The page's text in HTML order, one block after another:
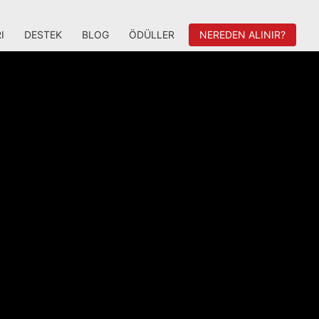
DESTEK BLOG ÖDÜLLER NEREDEN ALINIR?